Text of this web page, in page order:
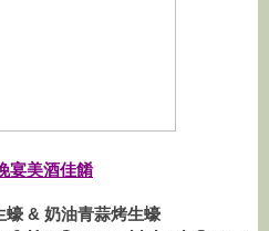
宴美酒佳餚
蠔 & 奶油青蒜烤生蠔